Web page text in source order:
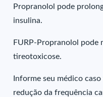
Propranolol pode
insulina.
FURP-Propranolol pode
tireotoxicose.
Informe seu médico
redução da frequência